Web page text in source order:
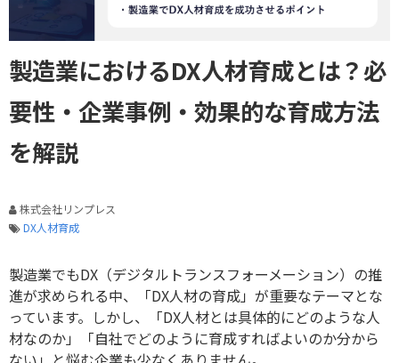
製造業におけるDX人材育成とは？必
要性・企業事例・効果的な育成方法
を解説
株式会社リンプレス
DX人材育成
製造業でもDX （デジタルトランスフォーメーション）の推
進が求められる中、「DX人材の育成」が重要なテーマとな
っています。しかし、「DX人材とは具体的にどのような人
材なのか」「自社でどのように育成すればよいのか分から